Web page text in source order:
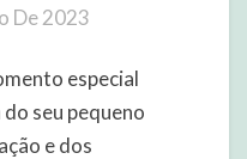
De 2023
especial
seu pequeno
e dos